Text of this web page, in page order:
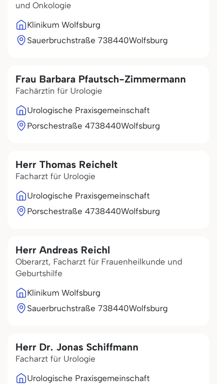
und Onkologie
Klinikum Wolfsburg
Sauerbruchstraße 738440Wolfsburg
Frau Barbara Pfautsch-Zimmermann
Fachärztin für Urologie
Urologische Praxisgemeinschaft
Porschestraße 4738440Wolfsburg
Herr Thomas Reichelt
Facharzt für Urologie
Urologische Praxisgemeinschaft
Porschestraße 4738440Wolfsburg
Herr Andreas Reichl
Oberarzt, Facharzt für Frauenheilkunde und
Geburtshilfe
Klinikum Wolfsburg
Sauerbruchstraße 738440Wolfsburg
Herr Dr. Jonas Schiffmann
Facharzt für Urologie
Urologische Praxisgemeinschaft